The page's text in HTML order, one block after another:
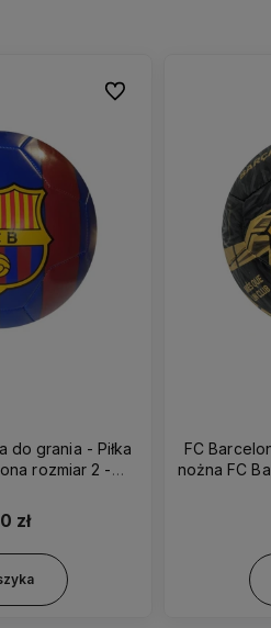
do grania - Piłka
rozmiar 2 -
zł
Do ulubionych
FC
nożna FC